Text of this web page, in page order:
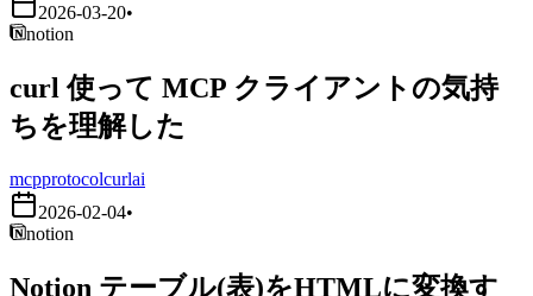
2026-03-20•
notion
curl 使って MCP クライアントの気持
ちを理解した
mcpprotocolcurlai
2026-02-04•
notion
Notion テーブル(表)をHTMLに変換す